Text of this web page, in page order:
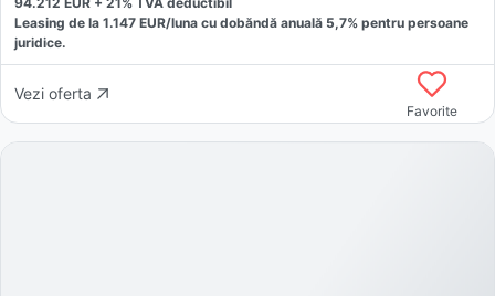
Leasing de la 1.147 EUR/luna cu dobăndă anuală 5,7% pentru persoane
juridice.
Vezi oferta
Favorite